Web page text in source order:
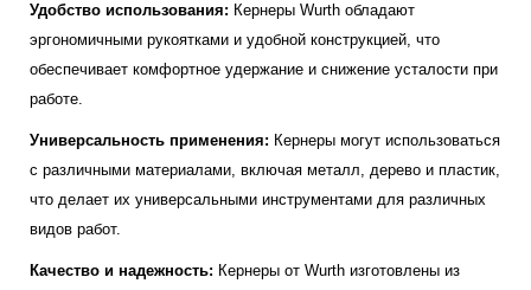
Удобство использования: Кернеры Wurth обладают
эргономичными рукоятками и удобной конструкцией, что
обеспечивает комфортное удержание и снижение усталости при
работе.
Универсальность применения: Кернеры могут использоваться
с различными материалами, включая металл, дерево и пластик,
что делает их универсальными инструментами для различных
видов работ.
Качество и надежность: Кернеры от Wurth изготовлены из